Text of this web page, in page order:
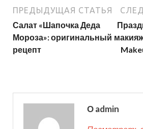
ПРЕДЫДУЩАЯ СТАТЬЯ
Салат «Шапочка Деда
Мороза»: оригинальный
рецепт
О admin